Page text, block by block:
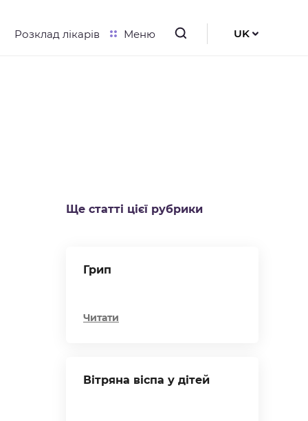
Розклад лікарів Меню
UK
Ще статті цієї рубрики
Грип
Читати
Вітряна віспа у дітей